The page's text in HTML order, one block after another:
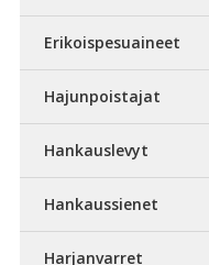
Erikoispesuaineet
Hajunpoistajat
Hankauslevyt
Hankaussienet
Harjanvarret